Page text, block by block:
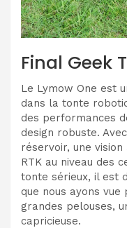
Final Geek
Le Lymow One est
dans la tonte
des performances
design robuste.
réservoir, une
RTK au niveau des
tonte sérieux, il est
que nous ayons
grandes pelouses,
capricieuse.